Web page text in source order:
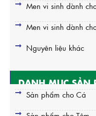
Men vi sinh dành
Men vi sinh dành
Nguyên liệu khác
DANH MỤC SẢN
Sản phẩm cho Cá